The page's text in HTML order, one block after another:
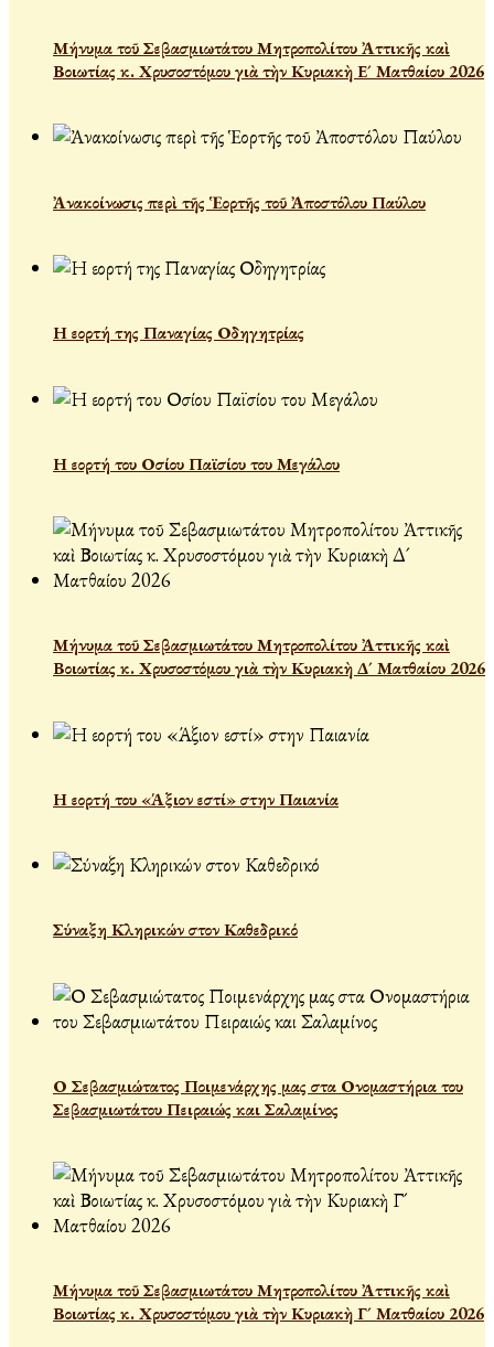
Μήνυμα τοῦ Σεβασμιωτάτου Μητροπολίτου Ἀττικῆς καὶ
Βοιωτίας κ. Χρυσοστόμου γιὰ τὴν Κυριακὴ Ε´ Ματθαίου 2026
Ἀνακοίνωσις περὶ τῆς Ἑορτῆς τοῦ Ἀποστόλου Παύλου
Η εορτή της Παναγίας Οδηγητρίας
Η εορτή του Οσίου Παϊσίου του Μεγάλου
Μήνυμα τοῦ Σεβασμιωτάτου Μητροπολίτου Ἀττικῆς καὶ
Βοιωτίας κ. Χρυσοστόμου γιὰ τὴν Κυριακὴ Δ´ Ματθαίου 2026
Η εορτή του «Άξιον εστί» στην Παιανία
Σύναξη Κληρικών στον Καθεδρικό
Ο Σεβασμιώτατος Ποιμενάρχης μας στα Ονομαστήρια του
Σεβασμιωτάτου Πειραιώς και Σαλαμίνος
Μήνυμα τοῦ Σεβασμιωτάτου Μητροπολίτου Ἀττικῆς καὶ
Βοιωτίας κ. Χρυσοστόμου γιὰ τὴν Κυριακὴ Γ´ Ματθαίου 2026